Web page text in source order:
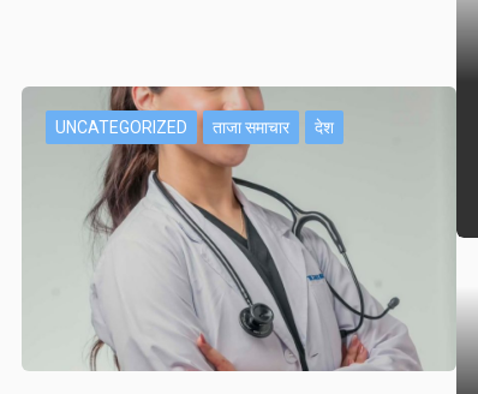
UNCATEGORIZED ताजा समाचार देश